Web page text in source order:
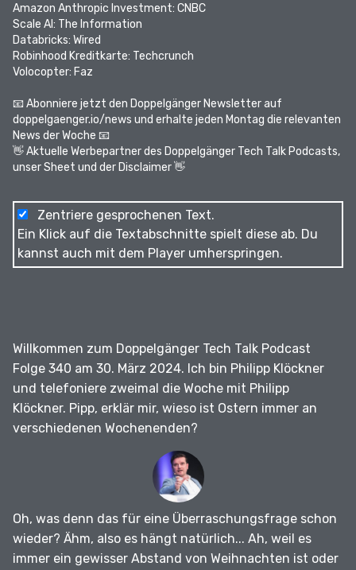
Amazon Anthropic Investment: CNBC
Scale AI: The Information
Databricks: Wired
Robinhood Kreditkarte: Techcrunch
Volocopter: Faz
📧 Abonniere jetzt den Doppelgänger Newsletter auf
doppelgaenger.io/news und erhalte jeden Montag die relevanten
News der Woche 📧
👋 Aktuelle Werbepartner des Doppelgänger Tech Talk Podcasts,
unser Sheet und der Disclaimer 👋
Zentriere gesprochenen Text.
Ein Klick auf die Textabschnitte spielt diese ab. Du
kannst auch mit dem Player umherspringen.
Willkommen zum Doppelgänger Tech Talk Podcast
Folge 340 am 30. März 2024. Ich bin Philipp Klöckner
und telefoniere zweimal die Woche mit Philipp
Klöckner. Pipp, erklär mir, wieso ist Ostern immer an
verschiedenen Wochenenden?
Oh, was denn das für eine Überraschungsfrage schon
wieder? Ähm, also es hängt natürlich... Ah, weil es
immer ein gewisser Abstand von Weihnachten ist oder